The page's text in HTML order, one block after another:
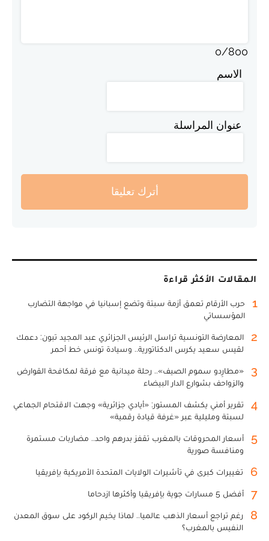
0/800
الاسم
عنوان المراسلة
أترك تعليقا
المقالات الأكثر قراءة
1
حرب الأرقام تعمق أزمة سبتة وتضع إسبانيا في مواجهة التضارب
المؤسساتي
2
المعارضة التونسية تراسل الرئيس الجزائري عبد المجيد تبون: دعمك
لقيس سعيد يكرس الدكتاتورية.. وسيادة تونس خط أحمر
3
«مطارِدو سموم الصيف».. رحلة ميدانية مع فرقة لمكافحة القوارض
والزواحف بشوارع الدار البيضاء
4
تقرير أمني يكشف المستور: «أيادي جزائرية» وجهت الاقتحام الجماعي
لسبتة ومليلية عبر «غرفة قيادة رقمية»
5
أسعار المحروقات بالمغرب تقفز بدرهم واحد.. مضاربات مستمرة
ومنافسة صورية
6 تغييرات كبرى في تأشيرات الولايات المتحدة الأمريكية بإفريقيا
7 أفضل 5 مسارات جوية بإفريقيا وأكثرها ازدحاما
8
رغم تراجع أسعار الذهب عالميا.. لماذا يخيم الركود على سوق المعدن
النفيس بالمغرب؟